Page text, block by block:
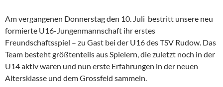
Am vergangenen Donnerstag den 10. Juli bestritt unsere neu
formierte U16-Jungenmannschaft ihr erstes
Freundschaftsspiel – zu Gast bei der U16 des TSV Rudow. Das
Team besteht größtenteils aus Spielern, die zuletzt noch in der
U14 aktiv waren und nun erste Erfahrungen in der neuen
Altersklasse und dem Grossfeld sammeln.